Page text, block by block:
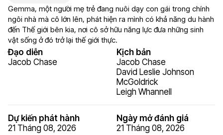
Gemma, một người mẹ trẻ đang nuôi dạy con gái trong chính
ngôi nhà mà cô lớn lên, phát hiện ra mình có khả năng du hành
đến Thế giới bên kia, nơi cô sở hữu năng lực đưa những sinh
vật sống ở đó trở lại thế giới thực.
Đạo diễn
Jacob Chase
Kịch bản
Jacob Chase
David Leslie Johnson
McGoldrick
Leigh Whannell
Dự kiến phát hành
21 Tháng 08, 2026
Ngày mở đánh giá
21 Tháng 08, 2026